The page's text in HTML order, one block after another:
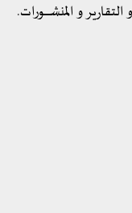
و المنشـــــــورات.